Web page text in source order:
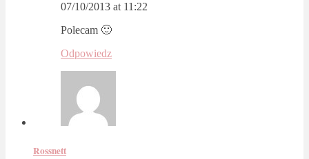
07/10/2013 at 11:22
Polecam 🙂
Odpowiedz
Rossnett